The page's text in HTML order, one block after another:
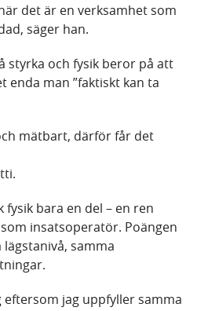
det är en verksamhet som
säger han.
styrka och fysik beror på att
enda man ”faktiskt kan ta
mätbart, därför får det
fysik bara en del – en ren
insatsoperatör. Poängen
samma
jag uppfyller samma